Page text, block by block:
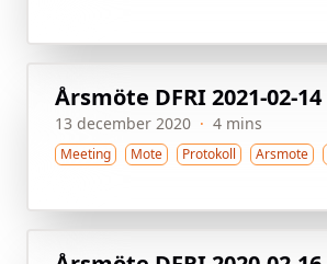
Årsmöte DFRI 2021-02-14
13 december 2020 · 4 mins
Meeting Mote Protokoll Arsmote